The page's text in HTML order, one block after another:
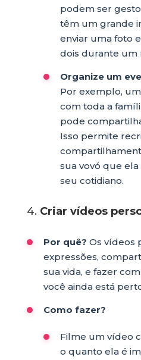
podem ser
têm um grande
enviar uma foto
dois durante um
Organize um
Por exemplo,
com toda a
pode
Isso permite
sua vovó que
seu cotidiano.
4. Criar vídeos
Por quê? Os vídeos
expressões,
sua vida, e fazer
você ainda está
Como fazer?
Filme um vídeo
o quanto ela é